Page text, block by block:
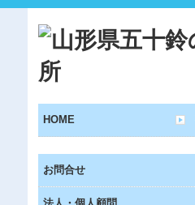
HOME
お問合せ